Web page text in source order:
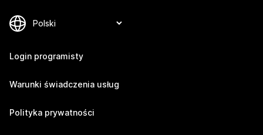
Login programisty
Warunki świadczenia usług
Polityka prywatności